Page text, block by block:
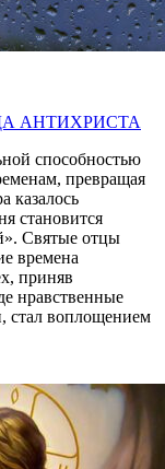
АНТИХРИСТА
способностью
превращая
казалось
становится
Святые отцы
времена
приняв
нравственные
стал воплощением